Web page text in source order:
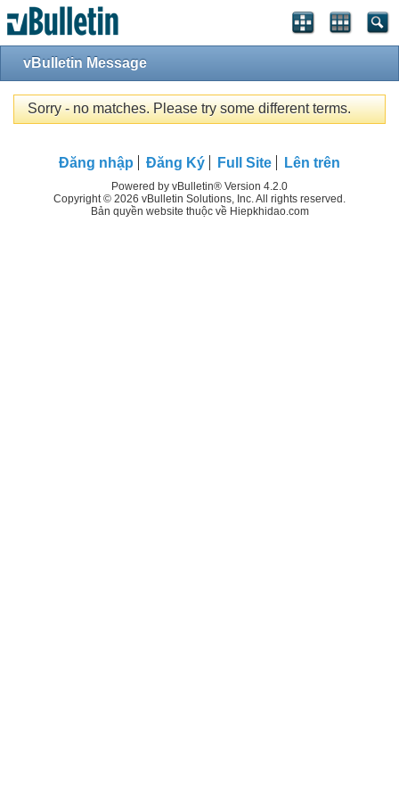
vBulletin Message
Sorry - no matches. Please try some different terms.
Đăng nhập Đăng Ký Full Site Lên trên
Powered by vBulletin® Version 4.2.0
Copyright © 2026 vBulletin Solutions, Inc. All rights reserved.
Bản quyền website thuộc về Hiepkhidao.com